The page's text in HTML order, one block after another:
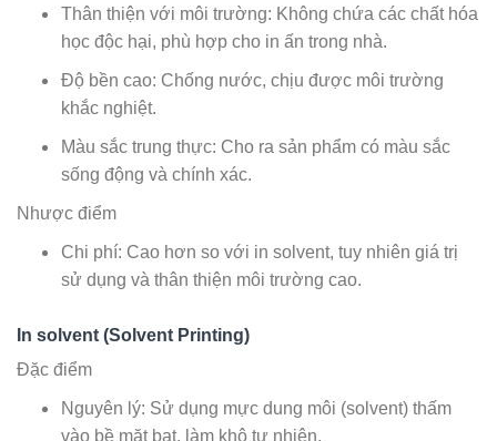
Thân thiện với môi trường: Không chứa các chất hóa
học độc hại, phù hợp cho in ấn trong nhà.
Độ bền cao: Chống nước, chịu được môi trường
khắc nghiệt.
Màu sắc trung thực: Cho ra sản phẩm có màu sắc
sống động và chính xác.
Nhược điểm
Chi phí: Cao hơn so với in solvent, tuy nhiên giá trị
sử dụng và thân thiện môi trường cao.
In solvent (Solvent Printing)
Đặc điểm
Nguyên lý: Sử dụng mực dung môi (solvent) thấm
vào bề mặt bạt, làm khô tự nhiên.